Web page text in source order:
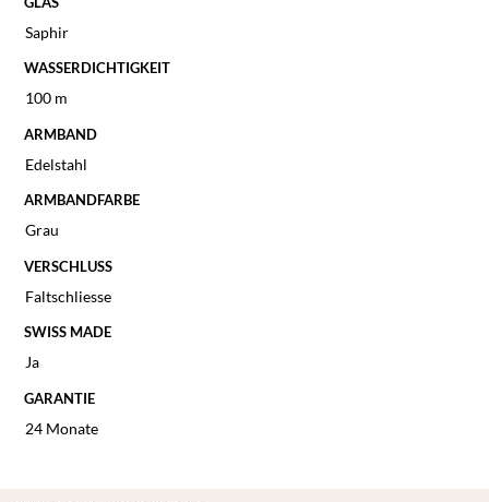
Saphir
WASSERDICHTIGKEIT
100 m
ARMBAND
Edelstahl
ARMBANDFARBE
Grau
VERSCHLUSS
Faltschliesse
SWISS MADE
Ja
GARANTIE
24 Monate